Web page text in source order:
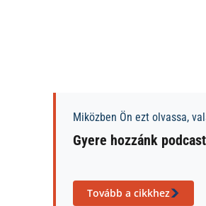
Miközben Ön ezt olvassa,
Gyere hozzánk
Tovább a cikkhez